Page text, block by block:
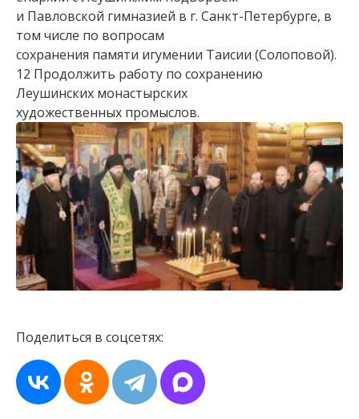
и Павловской гимназией в г. Санкт-Петербурге, в
том числе по вопросам
сохранения памяти игумении Таисии (Солоповой).
12 Продолжить работу по сохранению
Леушинских монастырских
художественных промыслов.
Поделиться в соцсетях: